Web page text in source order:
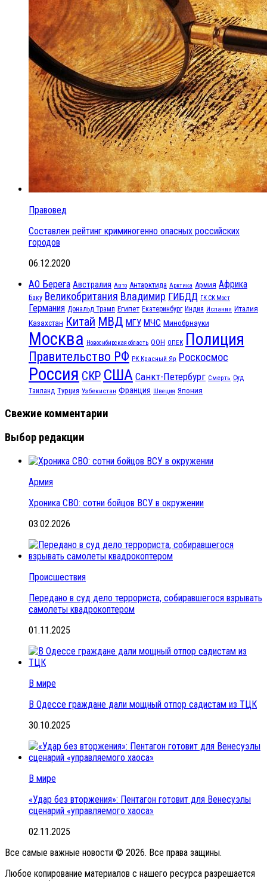
Правовед
Составлен рейтинг криминогенно опасных российских
городов
06.12.2020
АО Берега Австралия Авто Антарктида Арктика Армия Африка
Баку Великобритания Владимир ГИБДД ГК СК Мост
Германия Дональд Трамп Египет Екатеринбург Индия Испания Италия
Казахстан Китай МВД МГУ МЧС Минобрнауки
Москва Новосибирская область ООН ОПЕК Полиция
Правительство РФ РК Красный Яр Роскосмос
Россия СКР США Санкт-Петербург Смерть Суд
Таиланд Турция Узбекистан Франция Швеция Япония
Свежие комментарии
Выбор редакции
Армия
Хроника СВО: сотни бойцов ВСУ в окружении
03.02.2026
Происшествия
Передано в суд дело террориста, собиравшегося взрывать
самолеты квадрокоптером
01.11.2025
В мире
В Одессе граждане дали мощный отпор садистам из ТЦК
30.10.2025
В мире
«Удар без вторжения»: Пентагон готовит для Венесуэлы
сценарий «управляемого хаоса»
02.11.2025
Все самые важные новости © 2026. Все права защины.
Любое копирование материалов с нашего ресурса разрешается